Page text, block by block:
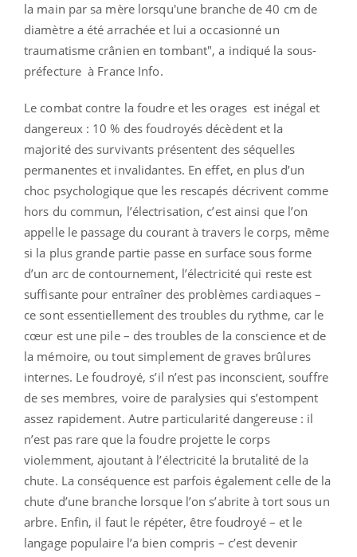
la main par sa mère lorsqu'une branche de 40 cm de
diamètre a été arrachée et lui a occasionné un
traumatisme crânien en tombant", a indiqué la sous-
préfecture à France Info.
Le combat contre la foudre et les orages est inégal et
dangereux : 10 % des foudroyés décèdent et la
majorité des survivants présentent des séquelles
permanentes et invalidantes. En effet, en plus d’un
choc psychologique que les rescapés décrivent comme
hors du commun, l’électrisation, c’est ainsi que l’on
appelle le passage du courant à travers le corps, même
si la plus grande partie passe en surface sous forme
d’un arc de contournement, l’électricité qui reste est
suffisante pour entraîner des problèmes cardiaques –
ce sont essentiellement des troubles du rythme, car le
cœur est une pile – des troubles de la conscience et de
la mémoire, ou tout simplement de graves brûlures
internes. Le foudroyé, s’il n’est pas inconscient, souffre
de ses membres, voire de paralysies qui s’estompent
assez rapidement. Autre particularité dangereuse : il
n’est pas rare que la foudre projette le corps
violemment, ajoutant à l’électricité la brutalité de la
chute. La conséquence est parfois également celle de la
chute d’une branche lorsque l’on s’abrite à tort sous un
arbre. Enfin, il faut le répéter, être foudroyé – et le
langage populaire l’a bien compris – c’est devenir